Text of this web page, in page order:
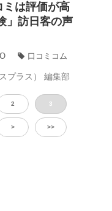
ミは評価が高
」訪日客の声
口コミコム
プラス） 編集部
2 3
> >>